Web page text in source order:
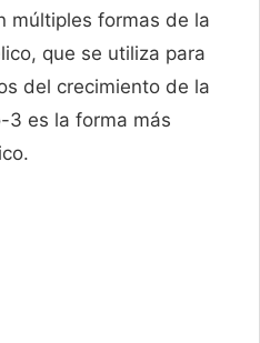
múltiples formas de la
que se utiliza para
del crecimiento de la
3 es la forma más